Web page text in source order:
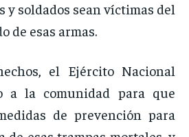
y soldados sean víctimas del
de esas armas.
el Ejército Nacional
a la comunidad para que
de prevención para